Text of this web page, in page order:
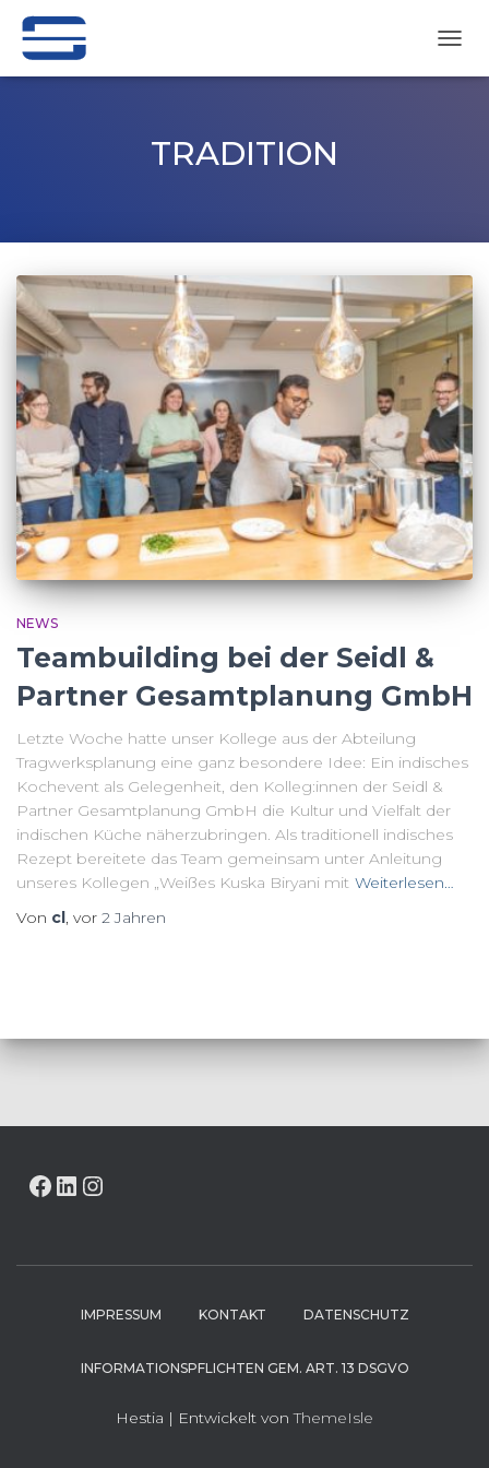
TRADITION
NEWS
Teambuilding bei der Seidl &
Partner Gesamtplanung GmbH
Letzte Woche hatte unser Kollege aus der Abteilung
Tragwerksplanung eine ganz besondere Idee: Ein indisches
Kochevent als Gelegenheit, den Kolleg:innen der Seidl &
Partner Gesamtplanung GmbH die Kultur und Vielfalt der
indischen Küche näherzubringen. Als traditionell indisches
Rezept bereitete das Team gemeinsam unter Anleitung
unseres Kollegen „Weißes Kuska Biryani mit Weiterlesen…
Von cl, vor 2 Jahren
FACEBOOK LINKEDIN
IMPRESSUM KONTAKT DATENSCHUTZ
INFORMATIONSPFLICHTEN GEM. ART. 13 DSGVO
Hestia | Entwickelt vonThemeIsle